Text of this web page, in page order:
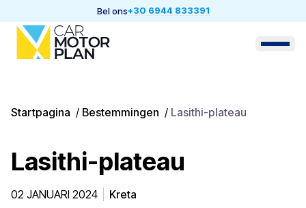
Bel ons+30 6944 833391
Startpagina / Bestemmingen / Lasithi-plateau
Lasithi-plateau
02 JANUARI 2024 Kreta